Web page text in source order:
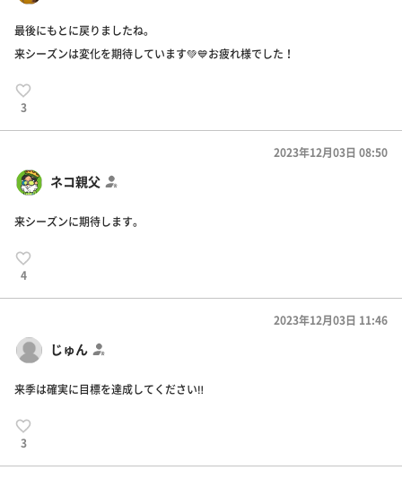
最後にもとに戻りましたね。
来シーズンは変化を期待しています💚💙お疲れ様でした！
3
ネコ親父
2023年12月03日 08:50
来シーズンに期待します。
4
じゅん
2023年12月03日 11:46
来季は確実に目標を達成してください‼️
3